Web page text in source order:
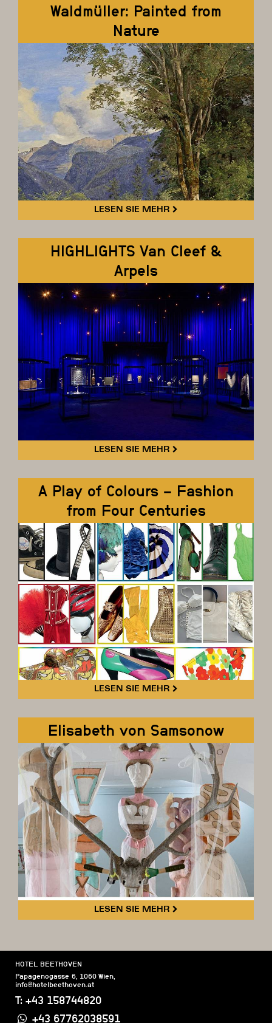
Waldmüller: Painted from
Nature
LESEN SIE MEHR
HIGHLIGHTS Van Cleef &
Arpels
LESEN SIE MEHR
A Play of Colours – Fashion
from Four Centuries
LESEN SIE MEHR
Elisabeth von Samsonow
LESEN SIE MEHR
HOTEL BEETHOVEN
Papagenogasse 6, 1060 Wien,
info@hotelbeethoven.at
T: +43 158744820
+43 67762038591